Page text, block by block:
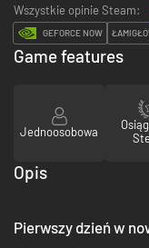
Wszystkie opinie Steam:
GEFORCE NOW
Game features
Jednoosobowa
Opis
Pierwszy dzień w